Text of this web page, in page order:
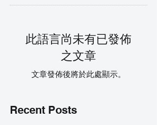
此語言尚未有已發佈
之文章
文章發佈後將於此處顯示。
Recent Posts